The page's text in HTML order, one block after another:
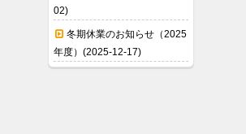
02)
冬期休業のお知らせ（2025
年度）(2025-12-17)